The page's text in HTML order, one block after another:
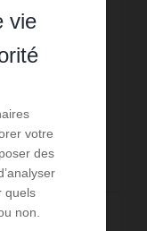
2025 très
vue mer
de St
/ 22 AOÛT - 29
vie
votre
des
quels
non.